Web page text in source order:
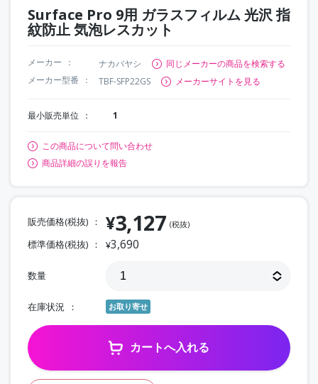
Surface Pro 9用 ガラスフィルム 光沢 指
紋防止 気泡レスカット
メーカー ナカバヤシ
同じメーカーの商品を検索する
メーカー型番
TBF-SFP22GS メーカーサイトを見る
最小販売単位 1
この商品について問い合わせ
商品詳細の誤りを報告
販売価格(税抜) ¥3,127 (税抜)
標準価格(税抜) ¥3,690
数量
在庫状況 お取り寄せ
カートへ入れる